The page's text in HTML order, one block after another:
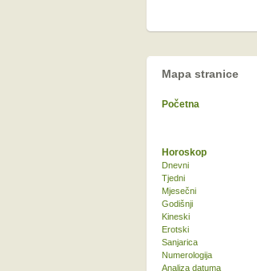
Mapa stranice
Početna
Horoskop
Dnevni
Tjedni
Mjesečni
Godišnji
Kineski
Erotski
Sanjarica
Numerologija
Analiza datuma